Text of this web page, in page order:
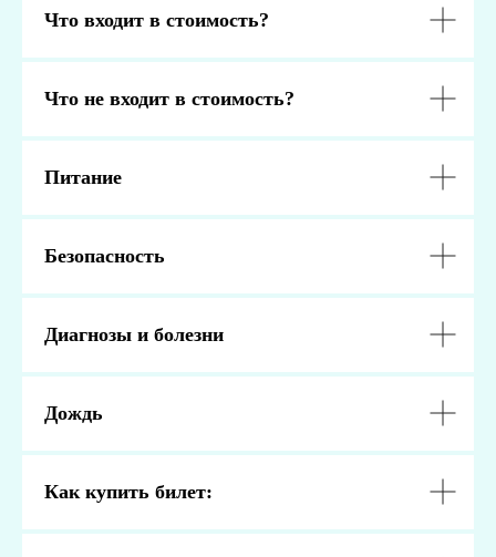
Что входит в стоимость?
Что не входит в стоимость?
Питание
Безопасность
Диагнозы и болезни
Дождь
Как купить билет: